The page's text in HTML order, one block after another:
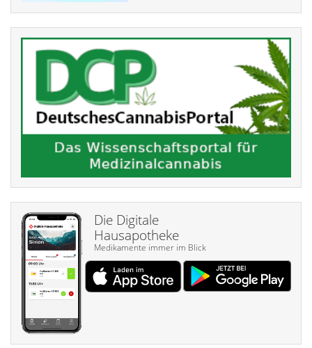
Die Digitale
Hausapotheke
Medikamente immer im Blick